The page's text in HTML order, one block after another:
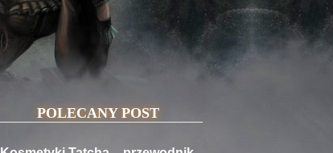
POLECANY POST